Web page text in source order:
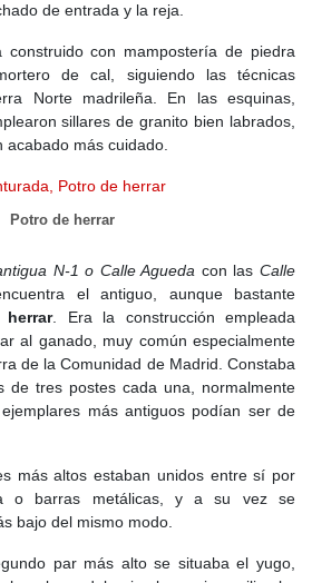
un enclave rural de escasa entidad.
ellos llegó la estabilidad. Fue entonces
XII o inicios delXIII, se levantó la
de que el pequeño poblado
Su construcción, en piedra granítica,
de la arquitectura románica rural. La
lugar de culto, se convirtió en el eje en
de la villa. Poco a poco, algunas casas
en torno a ella, dando lugar al primer
viejo camino que conectaba Madrid con
se convirtió en el eje de comunicación y
viajeros que se dirigían al norte hacían
surgieron mesones y pequeñas casas
de Fernando III, la organización
decisivo. La villa de Uceda, que había
tributos y seguir sus mandatos.
posición estratégica en el camino a
un enclave menor dentro del condado.
permitió que su población creciera
de entrada y la reja.
construido con mampostería de piedra
de cal, siguiendo las técnicas
Norte madrileña. En las esquinas,
sillares de granito bien labrados,
acabado más cuidado.
Potro de herrar
N-1 o Calle Agueda con lasCalle
el antiguo, aunque bastante
. Era la construcción empleada
al ganado, muy común especialmente
de la Comunidad de Madrid. Constaba
de tres postes cada una, normalmente
más antiguos podían ser de
más altos estaban unidos entre sí por
o barras metálicas, y a su vez se
bajo del mismo modo.
par más alto se situaba el yugo,